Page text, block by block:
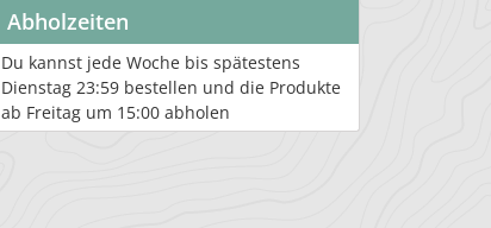
Abholzeiten
Du kannst jede Woche bis spätestens
Dienstag 23:59 bestellen und die Produkte
ab Freitag um 15:00 abholen